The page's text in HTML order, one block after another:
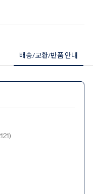
배송/교환/반품 안내